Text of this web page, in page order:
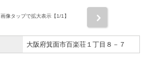
画像タップで拡大表示【1/1】
大阪府箕面市百楽荘１丁目８－７